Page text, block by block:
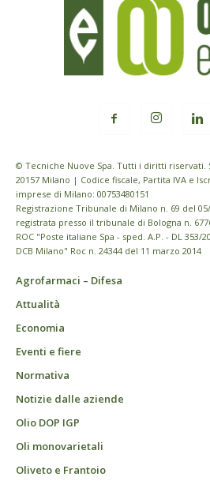
© Tecniche Nuove Spa. Tutti i diritti riservati.
20157 Milano | Codice fiscale, Partita IVA e
imprese di Milano: 00753480151
Registrazione Tribunale di Milano n. 69 del
registrata presso il tribunale di Bologna n.
ROC "Poste italiane Spa - sped. A.P. - DL 353/
DCB Milano" Roc n. 24344 del 11 marzo 2014
Agrofarmaci – Difesa
Attualità
Economia
Eventi e fiere
Normativa
Notizie dalle aziende
Olio DOP IGP
Oli monovarietali
Oliveto e Frantoio